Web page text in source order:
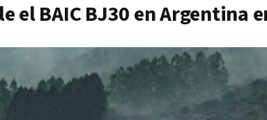
el BAIC BJ30 en Argentina